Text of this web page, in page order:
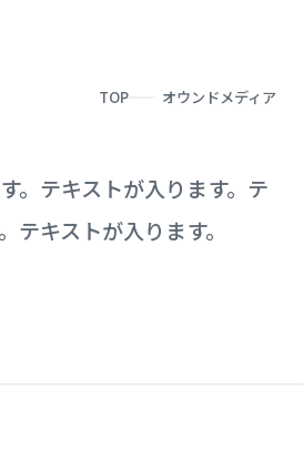
TOP オウンドメディア
。テキストが入ります。テ
テキストが入ります。